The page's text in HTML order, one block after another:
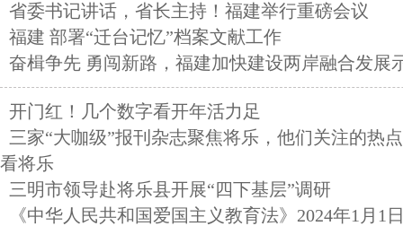
省委书记讲话，省长主持！福建举行重磅会议
福建 部署“迁台记忆”档案文献工作
奋楫争先 勇闯新路，福建加快建设两岸融合发展
开门红！几个数字看开年活力足
三家“大咖级”报刊杂志聚焦将乐，他们关注的热
看将乐
三明市领导赴将乐县开展“四下基层”调研
《中华人民共和国爱国主义教育法》2024年1月1